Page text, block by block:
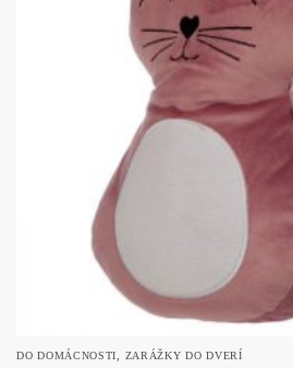
DO DOMÁCNOSTI ZARÁŽKY DO DVERÍ